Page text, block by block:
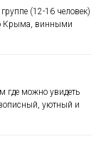
(12-16 человек)
Крыма, винными
где можно увидеть
уютный и